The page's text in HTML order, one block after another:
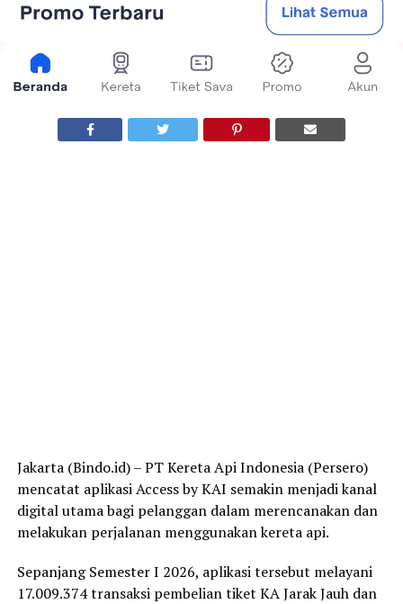
Jakarta (Bindo.id) – PT Kereta Api Indonesia (Persero)
mencatat aplikasi Access by KAI semakin menjadi kanal
digital utama bagi pelanggan dalam merencanakan dan
melakukan perjalanan menggunakan kereta api.
Sepanjang Semester I 2026, aplikasi tersebut melayani
17.009.374 transaksi pembelian tiket KA Jarak Jauh dan